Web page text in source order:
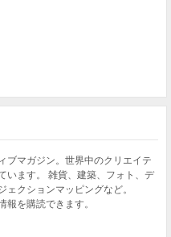
ブマガジン。世界中のクリエイテ
います。 雑貨、建築、フォト、デ
クションマッピングなど。
を購読できます。